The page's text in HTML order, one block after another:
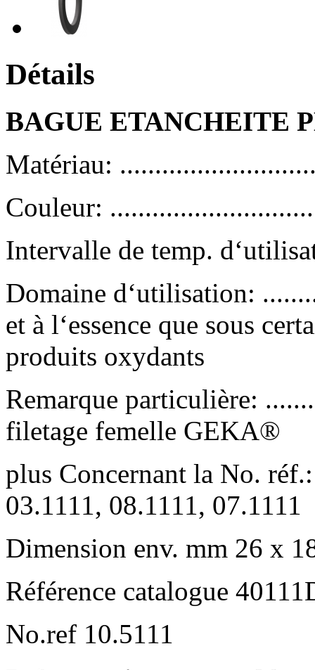
Détails
BAGUE ETANCHEITE
Matériau:
Couleur:
Intervalle de temp.
Domaine d‘utilisation:
et à l‘essence que sous
produits oxydants
Remarque particulière:
filetage femelle GEKA®
plus Concernant la No.
03.1111, 08.1111, 07.1111
Dimension env. mm 26 x
Référence catalogue
No.ref 10.5111